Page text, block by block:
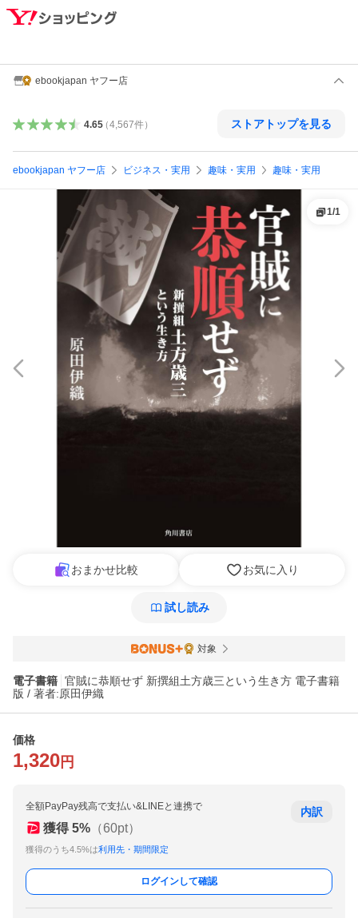
ebookjapan ヤフー店
4.65（4,567件） ストアトップを見る
ebookjapan ヤフー店 ビジネス・実用 趣味・実用 趣味・実用
1/1
おまかせ比較 お気に入り
試し読み
対象
電子書籍 官賊に恭順せず 新撰組土方歳三という生き方 電子書籍
版 / 著者:原田伊織
価格
1,320 円
全額PayPay残高で支払い&LINEと連携で
獲得 5% （60pt）
獲得のうち4.5%は利用先・期間限定
内訳
ログインして確認